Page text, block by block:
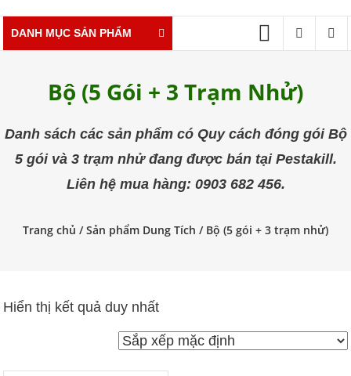
DANH MỤC SẢN PHẨM
Bộ (5 Gói + 3 Trạm Nhử)
Danh sách các sản phẩm có Quy cách đóng gói Bộ
5 gói và 3 trạm nhử đang được bán tại Pestakill.
Liên hệ mua hàng: 0903 682 456.
Trang chủ / Sản phẩm Dung Tích / Bộ (5 gói + 3 trạm nhử)
Hiển thị kết quả duy nhất